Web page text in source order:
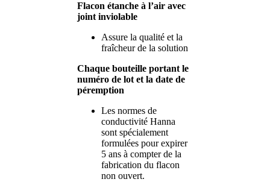
Flacon étanche à l’air avec
joint inviolable
Assure la qualité et la
fraîcheur de la solution
Chaque bouteille portant le
numéro de lot et la date de
péremption
Les normes de
conductivité Hanna
sont spécialement
formulées pour expirer
5 ans à compter de la
fabrication du flacon
non ouvert.